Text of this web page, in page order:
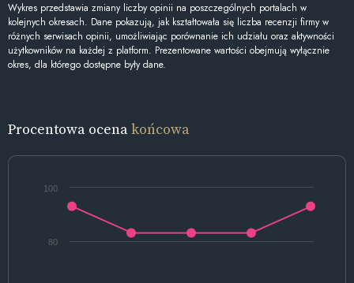
Wykres przedstawia zmiany liczby opinii na poszczególnych portalach w
kolejnych okresach. Dane pokazują, jak kształtowała się liczba recenzji firmy w
różnych serwisach opinii, umożliwiając porównanie ich udziału oraz aktywności
użytkowników na każdej z platform. Prezentowane wartości obejmują wyłącznie
okres, dla którego dostępne były dane.
Procentowa ocenakońcowa
80
100